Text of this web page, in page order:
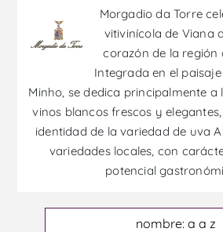
Morgadio da Torre
vitivinícola de Viana
corazón de la región
Integrada en el
Minho, se dedica principalmente a
vinos blancos frescos y
identidad de la variedad de uva
variedades locales, con
potencial